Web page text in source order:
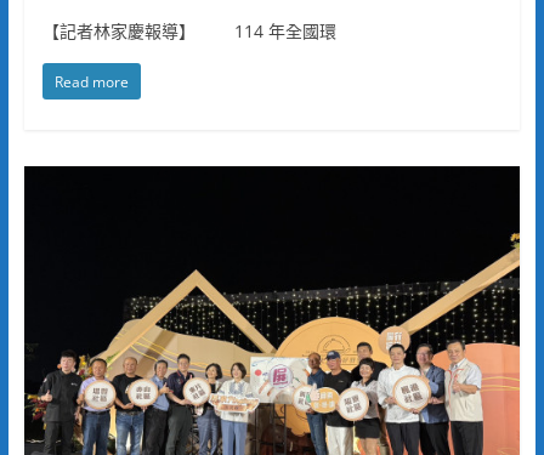
【記者林家慶報導】 114 年全國環
Read more